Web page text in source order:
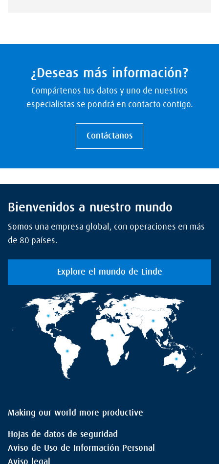
¿Deseas más información?
Compártenos tus datos y uno de nuestros
especialistas se pondrá en contacto contigo.
Contáctanos
Bienvenidos a nuestro mundo
Somos una empresa global, con operaciones en más
de 80 países.
Explore el mundo de Linde
Making our world more productive
Hojas de datos de seguridad
Aviso de Uso de Información Personal
Aviso legal